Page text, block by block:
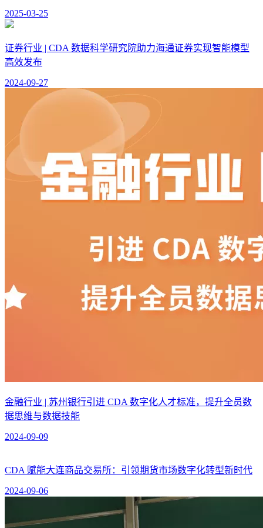
2025-03-25
证券行业 | CDA 数据科学研究院助力海通证券实现智能模型
高效发布
2024-09-27
金融行业 | 苏州银行引进 CDA 数字化人才标准，提升全员数
据思维与数据技能
2024-09-09
CDA 赋能大连商品交易所：引领期货市场数字化转型新时代
2024-09-06